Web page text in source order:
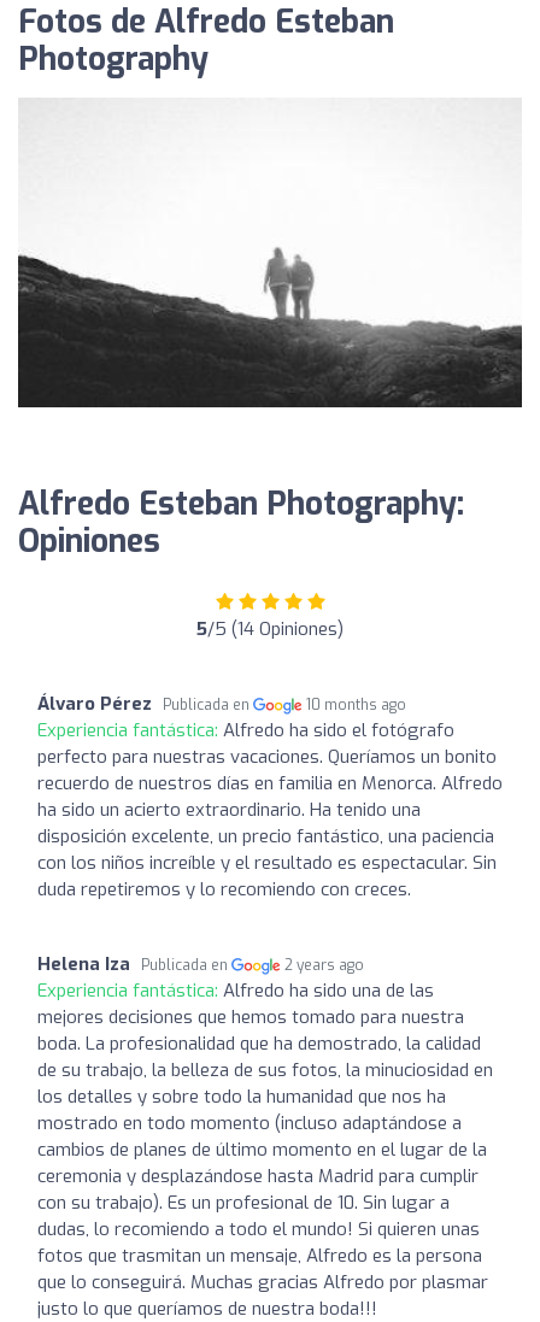
Fotos de Alfredo Esteban
Photography
Alfredo Esteban Photography:
Opiniones
5/5 (14 Opiniones)
Álvaro Pérez Publicada en 10 months ago
Experiencia fantástica: Alfredo ha sido el fotógrafo
perfecto para nuestras vacaciones. Queríamos un bonito
recuerdo de nuestros días en familia en Menorca. Alfredo
ha sido un acierto extraordinario. Ha tenido una
disposición excelente, un precio fantástico, una paciencia
con los niños increíble y el resultado es espectacular. Sin
duda repetiremos y lo recomiendo con creces.
Helena Iza Publicada en 2 years ago
Experiencia fantástica: Alfredo ha sido una de las
mejores decisiones que hemos tomado para nuestra
boda. La profesionalidad que ha demostrado, la calidad
de su trabajo, la belleza de sus fotos, la minuciosidad en
los detalles y sobre todo la humanidad que nos ha
mostrado en todo momento (incluso adaptándose a
cambios de planes de último momento en el lugar de la
ceremonia y desplazándose hasta Madrid para cumplir
con su trabajo). Es un profesional de 10. Sin lugar a
dudas, lo recomiendo a todo el mundo! Si quieren unas
fotos que trasmitan un mensaje, Alfredo es la persona
que lo conseguirá. Muchas gracias Alfredo por plasmar
justo lo que queríamos de nuestra boda!!!